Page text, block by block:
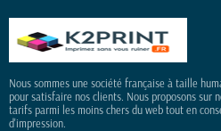
Nous sommes une société française à taille
pour satisfaire nos clients. Nous proposons sur
tarifs parmi les moins chers du web tout en
d'impression.